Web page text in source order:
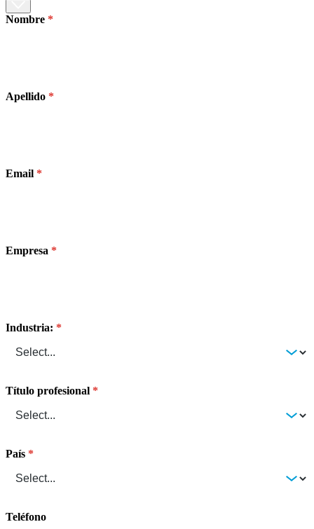
Socios
Nombre
Apellido
Email
Empresa
Industria:
Título profesional
País
Teléfono